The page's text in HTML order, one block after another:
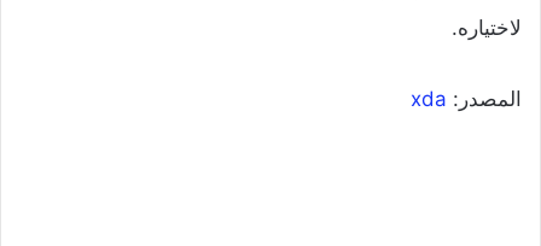
لاختياره.
المصدر: xda